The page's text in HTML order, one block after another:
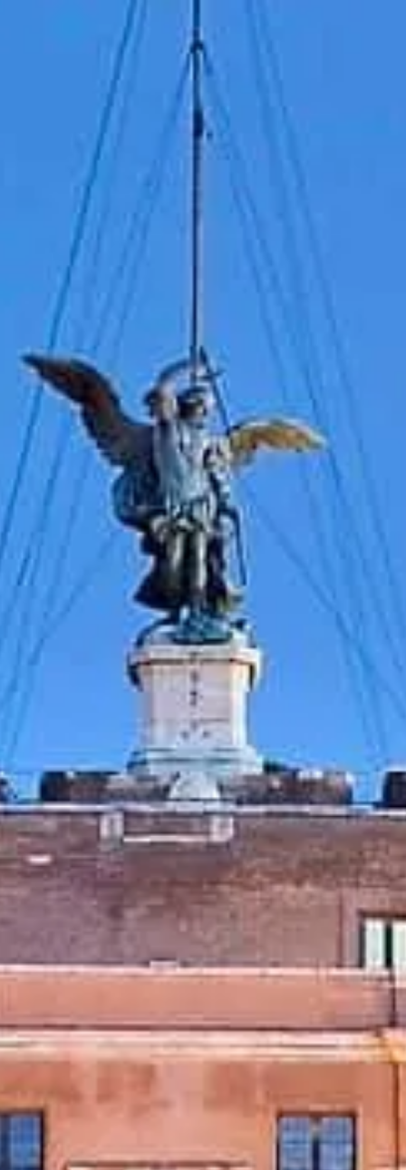
Kapalı
Cumartesi, Ağustos 8, 2026
Lungotevere Castello, 50, 00193 Roma, İtalya
Ziyaret saatleri Neler görülmeli Tarih
Türkçe TR
Castel Sant'Angelo: sık sorulan sorular